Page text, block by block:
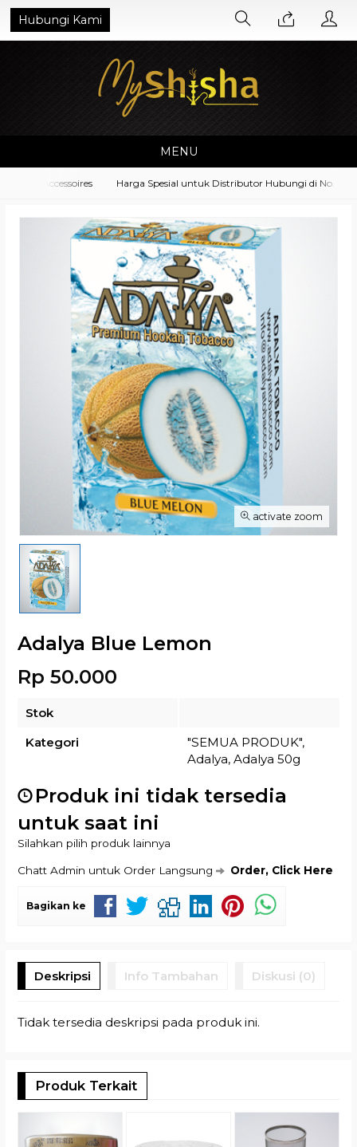
Hubungi Kami
MENU
Accessoires Harga Spesial untuk Distributor Hubungi di No.
activate zoom
Adalya Blue Lemon
Rp 50.000
Stok
Kategori
"SEMUA PRODUK",
Adalya, Adalya 50g
Produk ini tidak tersedia
untuk saat ini
Silahkan pilih produk lainnya
Chatt Admin untuk Order Langsung Order, Click Here
Bagikan ke
Deskripsi Info Tambahan Diskusi (0)
Tidak tersedia deskripsi pada produk ini.
Produk Terkait